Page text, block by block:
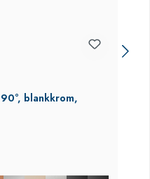
blankkrom,